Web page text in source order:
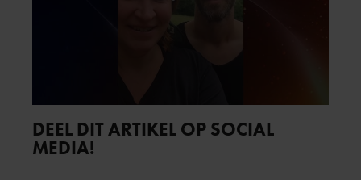
DEEL DIT ARTIKEL OP SOCIAL
MEDIA!